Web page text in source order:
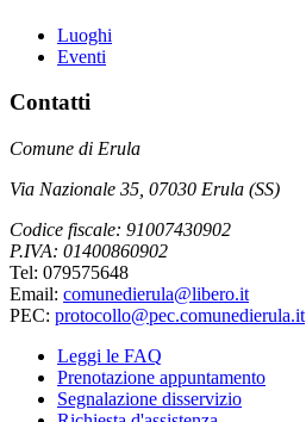
Luoghi
Eventi
Contatti
Comune di Erula
Via Nazionale 35, 07030 Erula (SS)
Codice fiscale: 91007430902
P.IVA: 01400860902
Tel: 079575648
Email: comunedierula@libero.it
PEC: protocollo@pec.comunedierula.it
Leggi le FAQ
Prenotazione appuntamento
Segnalazione disservizio